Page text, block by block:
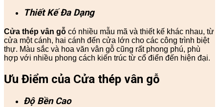
Thiết Kế Đa Dạng
Cửa thép vân gỗ có nhiều mẫu mã và thiết kế khác nhau, từ
cửa một cánh, hai cánh đến cửa lớn cho các công trình biệt
thự. Màu sắc và hoa văn vân gỗ cũng rất phong phú, phù
hợp với nhiều phong cách kiến trúc từ cổ điển đến hiện đại.
Ưu Điểm của Cửa thép vân gỗ
Độ Bền Cao